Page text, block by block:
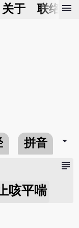
关于 联络我
menu
拼音 arrow_drop_down
subject
咳平喘